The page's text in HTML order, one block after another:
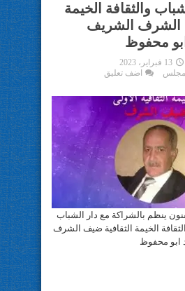
والثقافة الخيمة
الشرف الشريف
ابو محفوظ
13 فبراير، 2023
اضف تعليق
ينظم بالشراكة مع دار الشباب
الخيمة الثقافية ضيف الشرف
ابو محفوظ